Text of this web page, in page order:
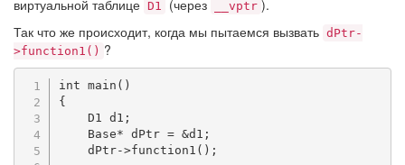
виртуальной таблице D1 (через __vptr ).
Так что же происходит, когда мы пытаемся вызвать dPtr-
>function1() ?
int main ( )
{
    D1 d1
;
    Base
* dPtr = &d1 ;
    dPtr
->function1 ( ) ;